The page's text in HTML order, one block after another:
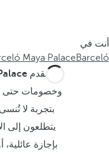
أنت في
Barceló
Maya Palace
يقدم
وخصومات حتى
بتجربة لا
يتطلعون إلى
بإجازة